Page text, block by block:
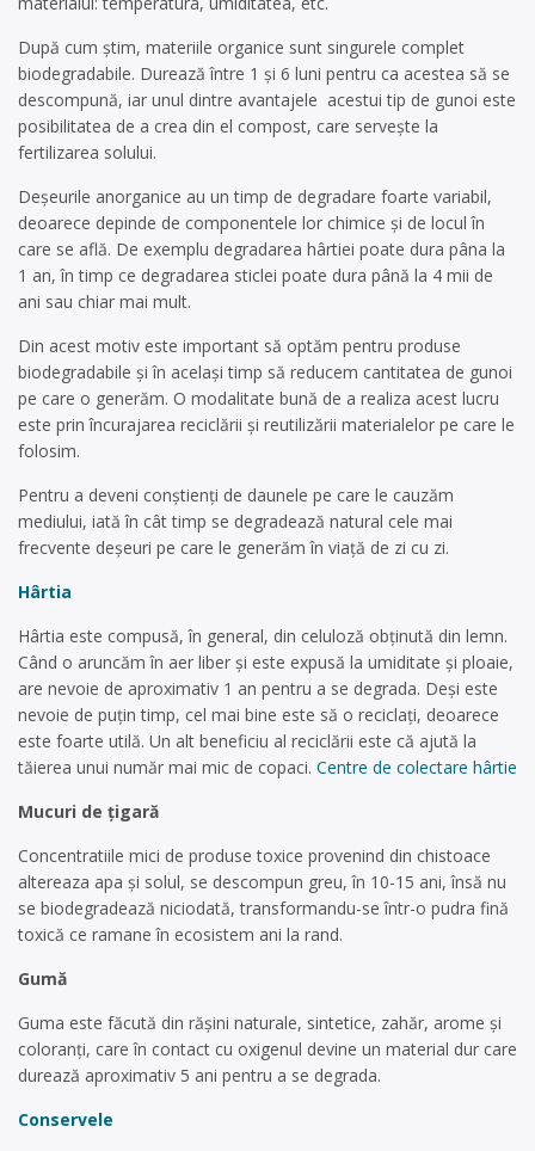
După cum știm, materiile organice sunt singurele complet
biodegradabile. Durează între 1 și 6 luni pentru ca acestea să se
descompună, iar unul dintre avantajele acestui tip de gunoi este
posibilitatea de a crea din el compost, care servește la
fertilizarea solului.
Deșeurile anorganice au un timp de degradare foarte variabil,
deoarece depinde de componentele lor chimice și de locul în
care se află. De exemplu degradarea hârtiei poate dura pâna la
1 an, în timp ce degradarea sticlei poate dura până la 4 mii de
ani sau chiar mai mult.
Din acest motiv este important să optăm pentru produse
biodegradabile și în același timp să reducem cantitatea de gunoi
pe care o generăm. O modalitate bună de a realiza acest lucru
este prin încurajarea reciclării și reutilizării materialelor pe care le
folosim.
Pentru a deveni conștienți de daunele pe care le cauzăm
mediului, iată în cât timp se degradează natural cele mai
frecvente deșeuri pe care le generăm în viață de zi cu zi.
Hârtia
Hârtia este compusă, în general, din celuloză obținută din lemn.
Când o aruncăm în aer liber și este expusă la umiditate și ploaie,
are nevoie de aproximativ 1 an pentru a se degrada. Deși este
nevoie de puțin timp, cel mai bine este să o reciclați, deoarece
este foarte utilă. Un alt beneficiu al reciclării este că ajută la
tăierea unui număr mai mic de copaci. Centre de colectare hârtie
Mucuri de țigară
Concentratiile mici de produse toxice provenind din chistoace
altereaza apa și solul, se descompun greu, în 10-15 ani, însă nu
se biodegradează niciodată, transformandu-se într-o pudra fină
toxică ce ramane în ecosistem ani la rand.
Gumă
Guma este făcută din rășini naturale, sintetice, zahăr, arome și
coloranți, care în contact cu oxigenul devine un material dur care
durează aproximativ 5 ani pentru a se degrada.
Conservele